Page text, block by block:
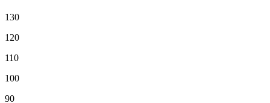
130
120
110
100
90